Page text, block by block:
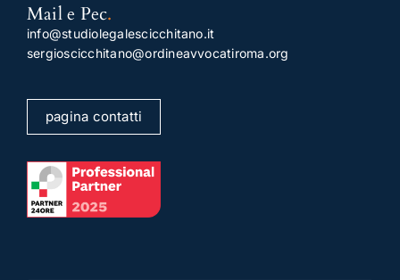
Mail e Pec.
info@studiolegalescicchitano.it
sergioscicchitano@ordineavvocatiroma.org
pagina contatti